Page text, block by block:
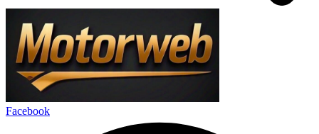
Facebook